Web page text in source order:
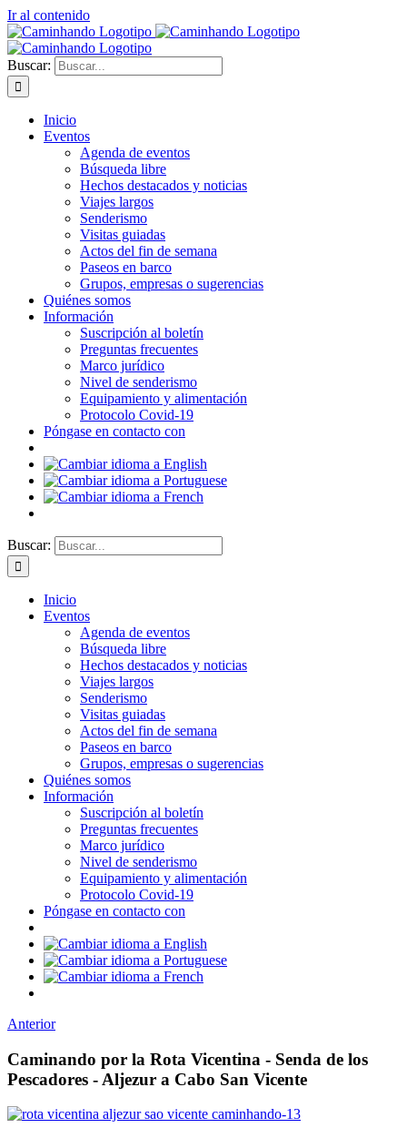
Ir al contenido
Buscar:
Inicio
Eventos
Agenda de eventos
Búsqueda libre
Hechos destacados y noticias
Viajes largos
Senderismo
Visitas guiadas
Actos del fin de semana
Paseos en barco
Grupos, empresas o sugerencias
Quiénes somos
Información
Suscripción al boletín
Preguntas frecuentes
Marco jurídico
Nivel de senderismo
Equipamiento y alimentación
Protocolo Covid-19
Póngase en contacto con
Buscar:
Inicio
Eventos
Agenda de eventos
Búsqueda libre
Hechos destacados y noticias
Viajes largos
Senderismo
Visitas guiadas
Actos del fin de semana
Paseos en barco
Grupos, empresas o sugerencias
Quiénes somos
Información
Suscripción al boletín
Preguntas frecuentes
Marco jurídico
Nivel de senderismo
Equipamiento y alimentación
Protocolo Covid-19
Póngase en contacto con
Anterior
Caminando por la Rota Vicentina - Senda de los
Pescadores - Aljezur a Cabo San Vicente